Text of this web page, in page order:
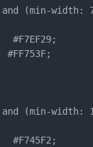
and (min-width:
#F7EF29;
#FF753F;
and (min-width:
#F745F2;